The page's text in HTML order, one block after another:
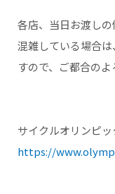
各店、当日お渡しの
混雑している場合
すので、ご都合の
サイクルオリンピ
https://